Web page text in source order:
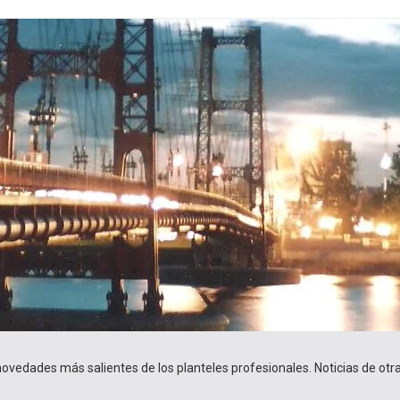
más salientes de los planteles profesionales. Noticias de